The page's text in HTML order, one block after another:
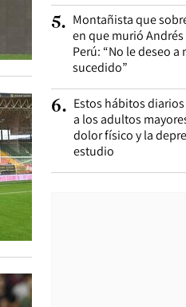
5. Montañista que
en que murió Andrés
Perú: “No le deseo a
sucedido”
6. Estos hábitos
a los adultos
dolor físico y la
estudio